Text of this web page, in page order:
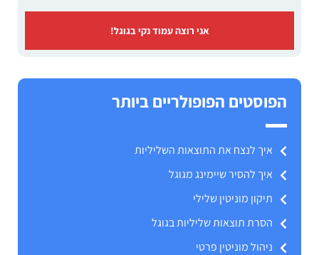
אני רוצה עמוד נקי בגוגל!
הפוסטים הפופולריים ביותר
איך לנצח את התוצאות השליליות
איך להסיר שיימינג מגוגל
תיקון מוניטין שלילי
הסרת תוצאות שליליות בגוגל
ניהול מוניטין פרטי